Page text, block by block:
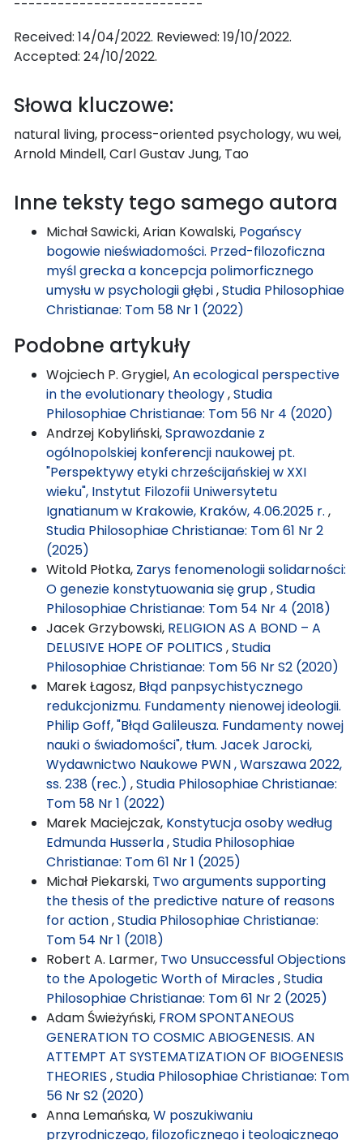
--------------------------
Received: 14/04/2022. Reviewed: 19/10/2022.
Accepted: 24/10/2022.
Słowa kluczowe:
natural living, process-oriented psychology, wu wei,
Arnold Mindell, Carl Gustav Jung, Tao
Inne teksty tego samego autora
Michał Sawicki, Arian Kowalski, Pogańscy
bogowie nieświadomości. Przed-filozoficzna
myśl grecka a koncepcja polimorficznego
umysłu w psychologii głębi,Studia Philosophiae
Christianae: Tom 58 Nr 1 (2022)
Podobne artykuły
Wojciech P. Grygiel,An ecological perspective
in the evolutionary theology,Studia
Philosophiae Christianae: Tom 56 Nr 4 (2020)
Andrzej Kobyliński,Sprawozdanie z
ogólnopolskiej konferencji naukowej pt.
"Perspektywy etyki chrześcijańskiej w XXI
wieku", Instytut Filozofii Uniwersytetu
Ignatianum w Krakowie, Kraków, 4.06.2025 r. ,
Studia Philosophiae Christianae: Tom 61 Nr 2
(2025)
Witold Płotka, Zarys fenomenologii solidarności:
O genezie konstytuowania się grup,Studia
Philosophiae Christianae: Tom 54 Nr 4 (2018)
Jacek Grzybowski, RELIGION AS A BOND – A
DELUSIVE HOPE OF POLITICS ,Studia
Philosophiae Christianae: Tom 56 Nr S2 (2020)
Marek Łagosz, Błąd panpsychistycznego
redukcjonizmu. Fundamenty nienowej ideologii.
Philip Goff, "Błąd Galileusza. Fundamenty nowej
nauki o świadomości", tłum. Jacek Jarocki,
Wydawnictwo Naukowe PWN , Warszawa 2022,
ss. 238 (rec.) ,Studia Philosophiae Christianae:
Tom 58 Nr 1 (2022)
Marek Maciejczak, Konstytucja osoby według
Edmunda Husserla,Studia Philosophiae
Christianae: Tom 61 Nr 1 (2025)
Michał Piekarski, Two arguments supporting
the thesis of the predictive nature of reasons
for action,Studia Philosophiae Christianae:
Tom 54 Nr 1 (2018)
Robert A. Larmer, Two Unsuccessful Objections
to the Apologetic Worth of Miracles,Studia
Philosophiae Christianae: Tom 61 Nr 2 (2025)
Adam Świeżyński, FROM SPONTANEOUS
GENERATION TO COSMIC ABIOGENESIS. AN
ATTEMPT AT SYSTEMATIZATION OF BIOGENESIS
THEORIES ,Studia Philosophiae Christianae: Tom
56 Nr S2 (2020)
Anna Lemańska,W poszukiwaniu
przyrodniczego, filozoficznego i teologicznego